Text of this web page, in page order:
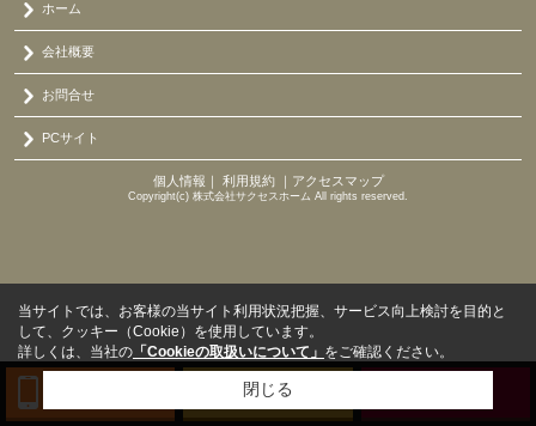
ホーム
会社概要
お問合せ
PCサイト
個人情報 利用規約｜ アクセスマップ
Copyright(c) 株式会社サクセスホーム All rights reserved.
来店予約
当サイトでは、お客様の当サイト利用状況把握、サービス向上検討を目的と
して、クッキー（Cookie）を使用しています。
詳しくは、当社の 「Cookieの取扱いについて」 をご確認ください。
閉じる